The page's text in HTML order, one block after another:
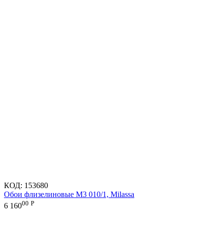
КОД: 153680
Обои флизелиновые M3 010/1, Milassa
6 16000 Р